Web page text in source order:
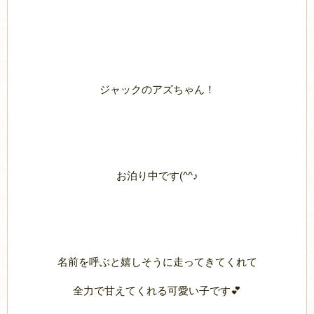
ジャックのアズちゃん！
お泊り中です(^^♪
名前を呼ぶと嬉しそうに走ってきてくれて
全力で甘えてくれる可愛い子です💕